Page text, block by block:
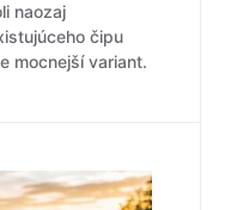
naozaj
čipu
mocnejší variant.